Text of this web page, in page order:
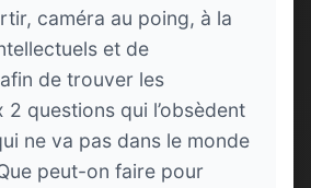
caméra au poing, à la
et de
de trouver les
2 questions qui l’obsèdent
ne va pas dans le monde
peut-on faire pour